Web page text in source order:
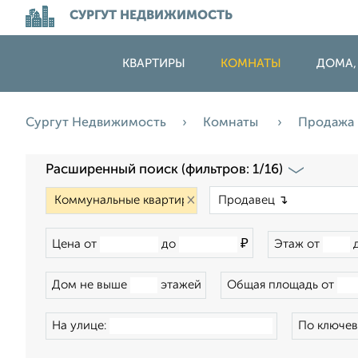
СУРГУТ НЕДВИЖИМОСТЬ
КВАРТИРЫ КОМНАТЫ ДОМА,
Сургут Недвижимость Комнаты Продажа
Расширенный поиск (фильтров: 1/16)
×
Цена от до ₽ Этаж от
Дом не выше этажей Общая площадь от
На улице: По